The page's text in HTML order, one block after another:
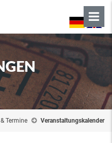
Termine Veranstaltungskalender